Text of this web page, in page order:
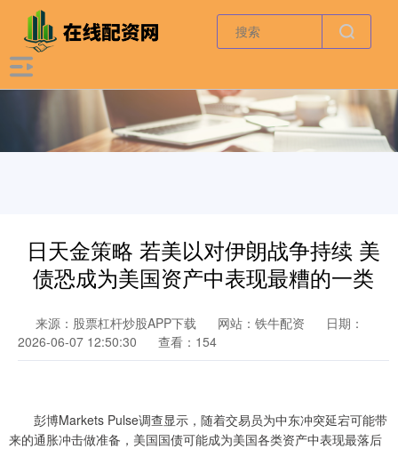
日天金策略 若美以对伊朗战争持续 美
债恐成为美国资产中表现最糟的一类
来源：股票杠杆炒股APP下载 网站：铁牛配资
日期：
2026-06-07 12:50:30
查看：154
彭博Markets Pulse调查显示，随着交易员为中东冲突延宕可能带
来的通胀冲击做准备，美国国债可能成为美国各类资产中表现最落后